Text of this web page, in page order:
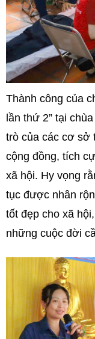
Thành công của
lần thứ 2” tại
trò của các cơ sở
cộng đồng, tích
xã hội. Hy vọng
tục được nhân
tốt đẹp cho xã
những cuộc đời